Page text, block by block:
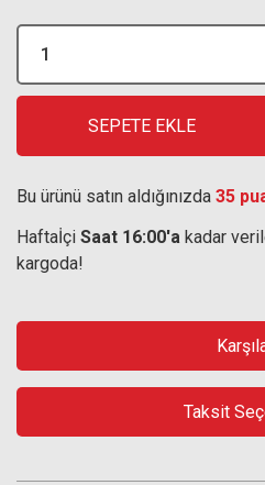
SEPETE EKLE
Bu ürünü satın aldığınızda 35
Haftaİçi Saat 16:00'a kadar
kargoda!
Taksit